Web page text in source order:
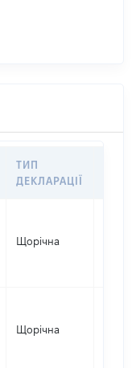
ТИП
ДЕКЛАРАЦІЇ
Щорічна
Щорічна